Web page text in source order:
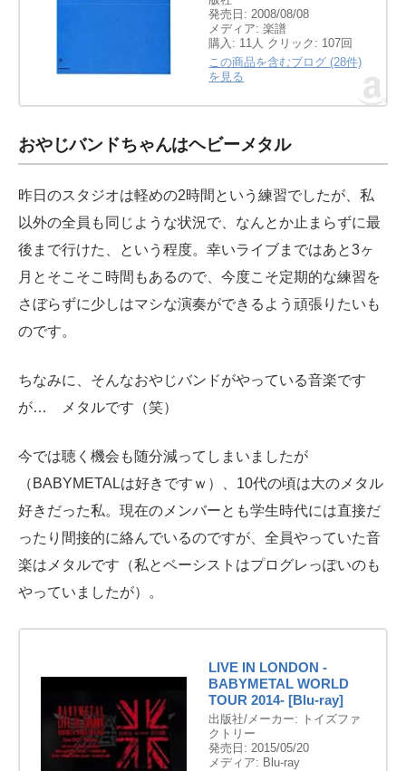
発売日: 2008/08/08
メディア: 楽譜
購入 : 11人 クリック : 107回
この商品を含むブログ (28件)
を見る
おやじバンドちゃんはヘビーメタル
昨日のスタジオは軽めの2時間という練習でしたが、私
以外の全員も同じような状況で、なんとか止まらずに最
後まで行けた、という程度。幸いライブまではあと3ヶ
月とそこそこ時間もあるので、今度こそ定期的な練習を
さぼらずに少しはマシな演奏ができるよう頑張りたいも
のです。
ちなみに、そんなおやじバンドがやっている音楽です
が… メタルです（笑）
今では聴く機会も随分減ってしまいましたが
（BABYMETALは好きですｗ）、10代の頃は大のメタル
好きだった私。現在のメンバーとも学生時代には直接だ
ったり間接的に絡んでいるのですが、全員やっていた音
楽はメタルです（私とベーシストはプログレっぽいのも
やっていましたが）。
LIVE IN LONDON -
BABYMETAL WORLD
TOUR 2014- [Blu-ray]
出版社/メーカー: トイズファ
クトリー
発売日: 2015/05/20
メディア: Blu-ray